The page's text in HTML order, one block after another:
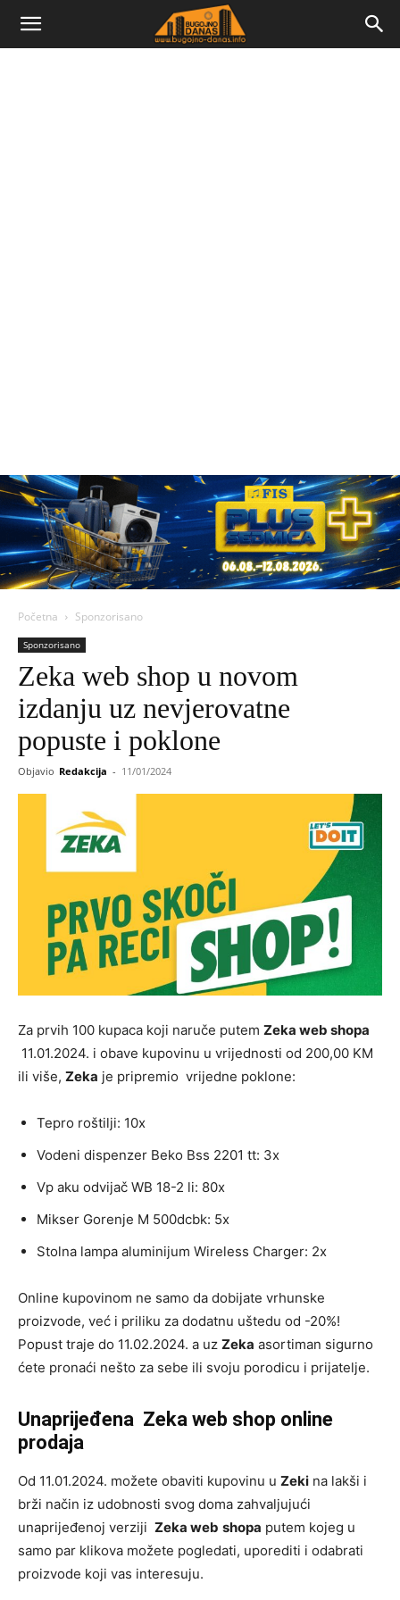
Bugojno
Početna Sponzorisano
Sponzorisano
Zeka web shop u novom
izdanju uz nevjerovatne
popuste i poklone
Objavio Redakcija - 11/01/2024
Za prvih 100 kupaca koji naruče putem Zeka web shopa
11.01.2024. i obave kupovinu u vrijednosti od 200,00 KM
ili više, Zeka je pripremio vrijedne poklone:
Tepro roštilji: 10x
Vodeni dispenzer Beko Bss 2201 tt: 3x
Vp aku odvijač WB 18-2 li: 80x
Mikser Gorenje M 500dcbk: 5x
Stolna lampa aluminijum Wireless Charger: 2x
Online kupovinom ne samo da dobijate vrhunske
proizvode, već i priliku za dodatnu uštedu od -20%!
Popust traje do 11.02.2024. a uz Zeka asortiman sigurno
ćete pronaći nešto za sebe ili svoju porodicu i prijatelje.
Unaprijeđena Zeka web shop online
prodaja
Od 11.01.2024. možete obaviti kupovinu u Zeki na lakši i
brži način iz udobnosti svog doma zahvaljujući
unaprijeđenoj verziji Zeka web shopa putem kojeg u
samo par klikova možete pogledati, uporediti i odabrati
proizvode koji vas interesuju.